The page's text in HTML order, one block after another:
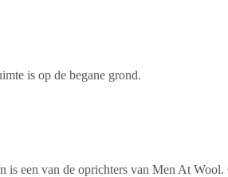
is op de begane grond.
een van de oprichters van Men At